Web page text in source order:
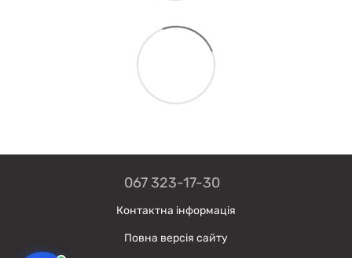
067 323-17-30
Контактна інформація
Повна версія сайту